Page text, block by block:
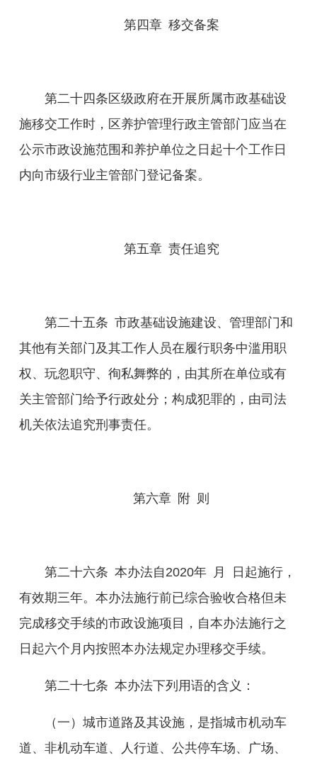
第四章 移交备案
第二十四条 区级政府在开展所属市政基础设
施移交工作时，区养护管理行政主管部门应当在
公示市政设施范围和养护单位之日起十个工作日
内向市级行业主管部门登记备案。
第五章 责任追究
第二十五条 市政基础设施建设、管理部门和
其他有关部门及其工作人员在履行职务中滥用职
权、玩忽职守、 徇私舞弊的，由其所在单位或有
关主管部门给予行政处分；构成犯罪的，由司法
机关依法追究刑事责任。
第六章 附 则
第二十六条 本办法自 2020年 月 日起施行，
有效期三年。本办法施行前已综合验收合格但未
完成移交手续的市政设施项目，自本办法施行之
日起六个月内按照本办法规定办理移交手续。
第二十七条 本办法下列用语的含义：
（一）城市道路及其设施，是指城市机动车
道、非机动车道、人行道、公共停车场、广场、